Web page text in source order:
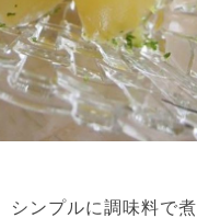
ンプルに調味料で